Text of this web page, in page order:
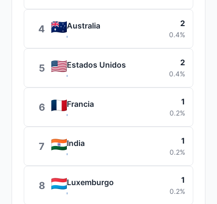
4 Australia 2
0.4%
5 Estados Unidos 2
0.4%
6 Francia 1
0.2%
7 India 1
0.2%
8 Luxemburgo 1
0.2%